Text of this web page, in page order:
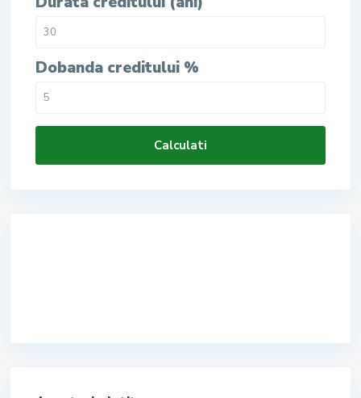
Dobanda creditului %
Calculati